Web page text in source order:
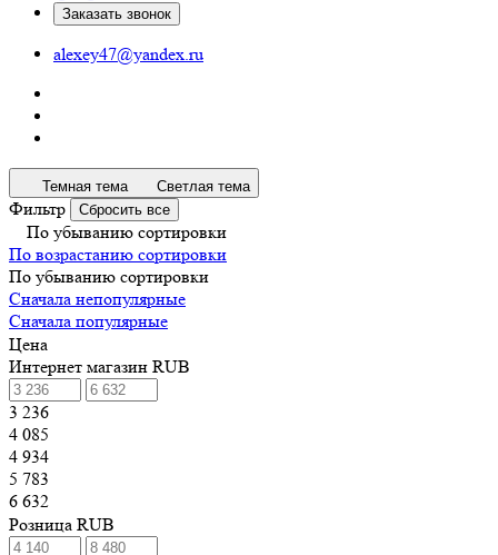
Заказать звонок
alexey47@yandex.ru
Темная тема Светлая тема
Фильтр Сбросить все
По убыванию сортировки
По возрастанию сортировки
По убыванию сортировки
Сначала непопулярные
Сначала популярные
Цена
Интернет магазин RUB
3 236
4 085
4 934
5 783
6 632
Розница RUB